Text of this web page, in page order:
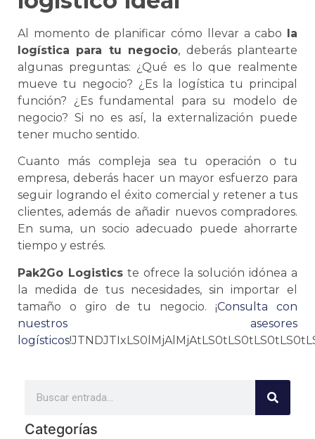
Al momento de planificar cómo llevar a cabo la
logística para tu negocio, deberás plantearte
algunas preguntas: ¿Qué es lo que realmente
mueve tu negocio? ¿Es la
logística tu principal
función? ¿Es fundamental para su modelo de
negocio? Si no es así, la externalización puede
tener mucho sentido.
Cuanto más compleja sea tu operación o tu
empresa, deberás hacer un mayor esfuerzo para
seguir logrando el éxito comercial y retener a tus
clientes, además de añadir nuevos compradores.
En suma, un socio adecuado puede ahorrarte
tiempo y estrés.
Pak2Go Logisticste ofrece la solución idónea a
la medida de tus necesidades, sin importar el
tamaño o giro de tu negocio. ¡Consulta con
nuestros asesores
logísticos!
Categorías